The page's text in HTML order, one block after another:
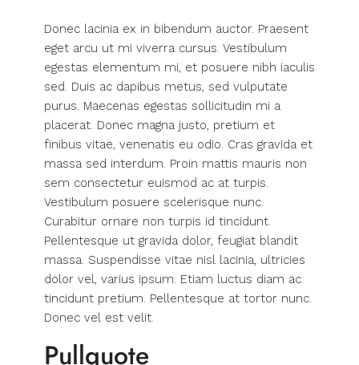
Donec lacinia ex in bibendum auctor. Praesent
eget arcu ut mi viverra cursus. Vestibulum
egestas elementum mi, et posuere nibh iaculis
sed. Duis ac dapibus metus, sed vulputate
purus. Maecenas egestas sollicitudin mi a
placerat. Donec magna justo, pretium et
finibus vitae, venenatis eu odio. Cras gravida et
massa sed interdum. Proin mattis mauris non
sem consectetur euismod ac at turpis.
Vestibulum posuere scelerisque nunc.
Curabitur ornare non turpis id tincidunt.
Pellentesque ut gravida dolor, feugiat blandit
massa. Suspendisse vitae nisl lacinia, ultricies
dolor vel, varius ipsum. Etiam luctus diam ac
tincidunt pretium. Pellentesque at tortor nunc.
Donec vel est velit.
Pullquote